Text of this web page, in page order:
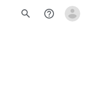
search help_outline